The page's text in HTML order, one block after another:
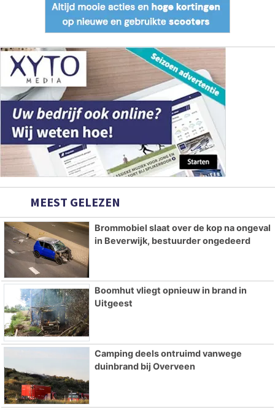
MEEST GELEZEN
Brommobiel slaat over de kop na ongeval
in Beverwijk, bestuurder ongedeerd
Boomhut vliegt opnieuw in brand in
Uitgeest
Camping deels ontruimd vanwege
duinbrand bij Overveen